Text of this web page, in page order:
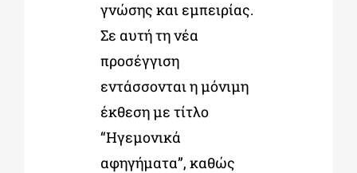
γνώσης και εμπειρίας.
Σε αυτή τη νέα
προσέγγιση
εντάσσονται η μόνιμη
έκθεση με τίτλο
“Ηγεμονικά
αφηγήματα”, καθώς